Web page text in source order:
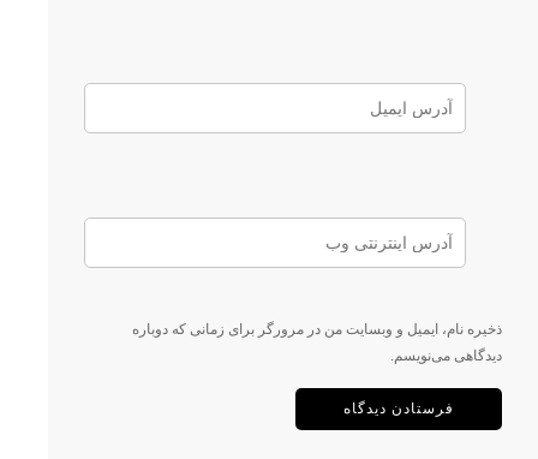
ذخیره نام، ایمیل و وبسایت من در مرورگر برای زمانی که دوباره
دیدگاهی می‌نویسم.